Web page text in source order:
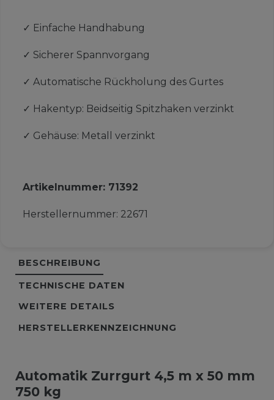
✓ Einfache Handhabung
✓ Sicherer Spannvorgang
✓ Automatische Rückholung des Gurtes
✓ Hakentyp: Beidseitig Spitzhaken verzinkt
✓ Gehäuse: Metall verzinkt
Artikelnummer: 71392
Herstellernummer: 22671
BESCHREIBUNG
TECHNISCHE DATEN
WEITERE DETAILS
HERSTELLERKENNZEICHNUNG
Automatik Zurrgurt 4,5 m x 50 mm
750 kg